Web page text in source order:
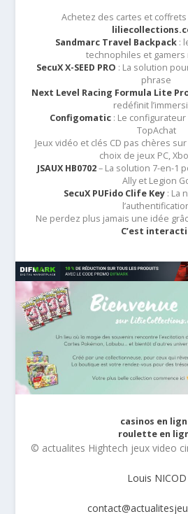
Achetez des cartes et
Sandmarc Travel Backpack :
technophiles et gamers
SecuX X-SEED PRO : La solution
phrase
Next Level Racing Formula Lite
redéfinit
Configomatic: Le configurateur
TopAchat
Jeux vidéo et clés CD pas chères sur
choix de jeux PC,
JSAUX HB0702– La solution 7-en-1
Ally et Legion
SecuX PUFido Clife Key : La
Ne perdez plus jamais une idée
C’est
casinos en
roulette en
© actualites Hightech jeux video
Louis NICOD